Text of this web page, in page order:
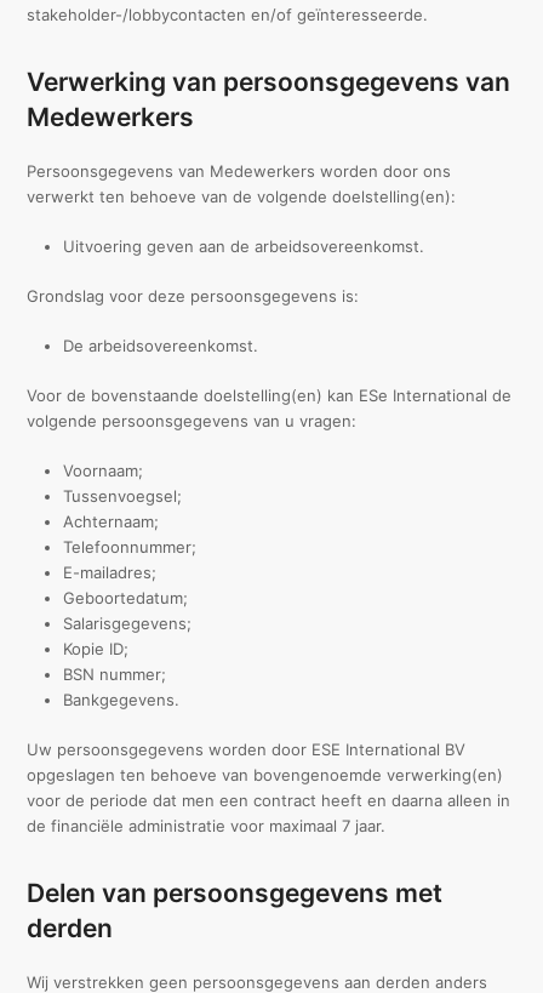
stakeholder-/lobbycontacten en/of geïnteresseerde.
Verwerking van persoonsgegevens van
Medewerkers
Persoonsgegevens van Medewerkers worden door ons
verwerkt ten behoeve van de volgende doelstelling(en):
Uitvoering geven aan de arbeidsovereenkomst.
Grondslag voor deze persoonsgegevens is:
De arbeidsovereenkomst.
Voor de bovenstaande doelstelling(en) kan ESe International de
volgende persoonsgegevens van u vragen:
Voornaam;
Tussenvoegsel;
Achternaam;
Telefoonnummer;
E-mailadres;
Geboortedatum;
Salarisgegevens;
Kopie ID;
BSN nummer;
Bankgegevens.
Uw persoonsgegevens worden door ESE International BV
opgeslagen ten behoeve van bovengenoemde verwerking(en)
voor de periode dat men een contract heeft en daarna alleen in
de financiële administratie voor maximaal 7 jaar.
Delen van persoonsgegevens met
derden
Wij verstrekken geen persoonsgegevens aan derden anders